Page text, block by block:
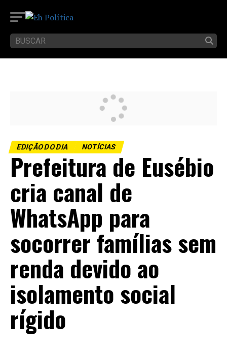
EDIÇÃO DO DIA NOTÍCIAS
Prefeitura de Eusébio
cria canal de
WhatsApp para
socorrer famílias sem
renda devido ao
isolamento social
rígido